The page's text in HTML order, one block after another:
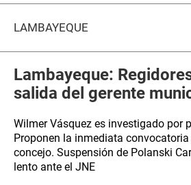
LAMBAYEQUE
Lambayeque:
salida del gerente
Wilmer Vásquez es investigado por
Proponen la inmediata
concejo. Suspensión de Polanski
lento ante el JNE